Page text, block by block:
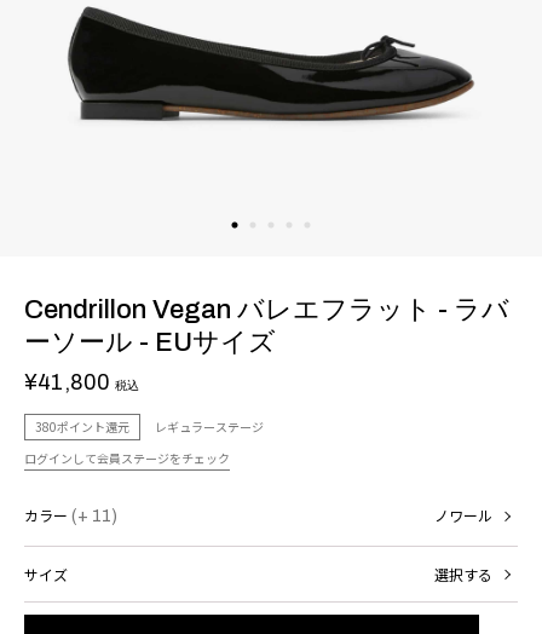
Cendrillon Vegan バレエフラット - ラバ
ーソール - EUサイズ
¥41,800 税込
380ポイント還元
レギュラーステージ
ログインして会員ステージをチェック
カラー (+ 11) ノワール
サイズ 選択する